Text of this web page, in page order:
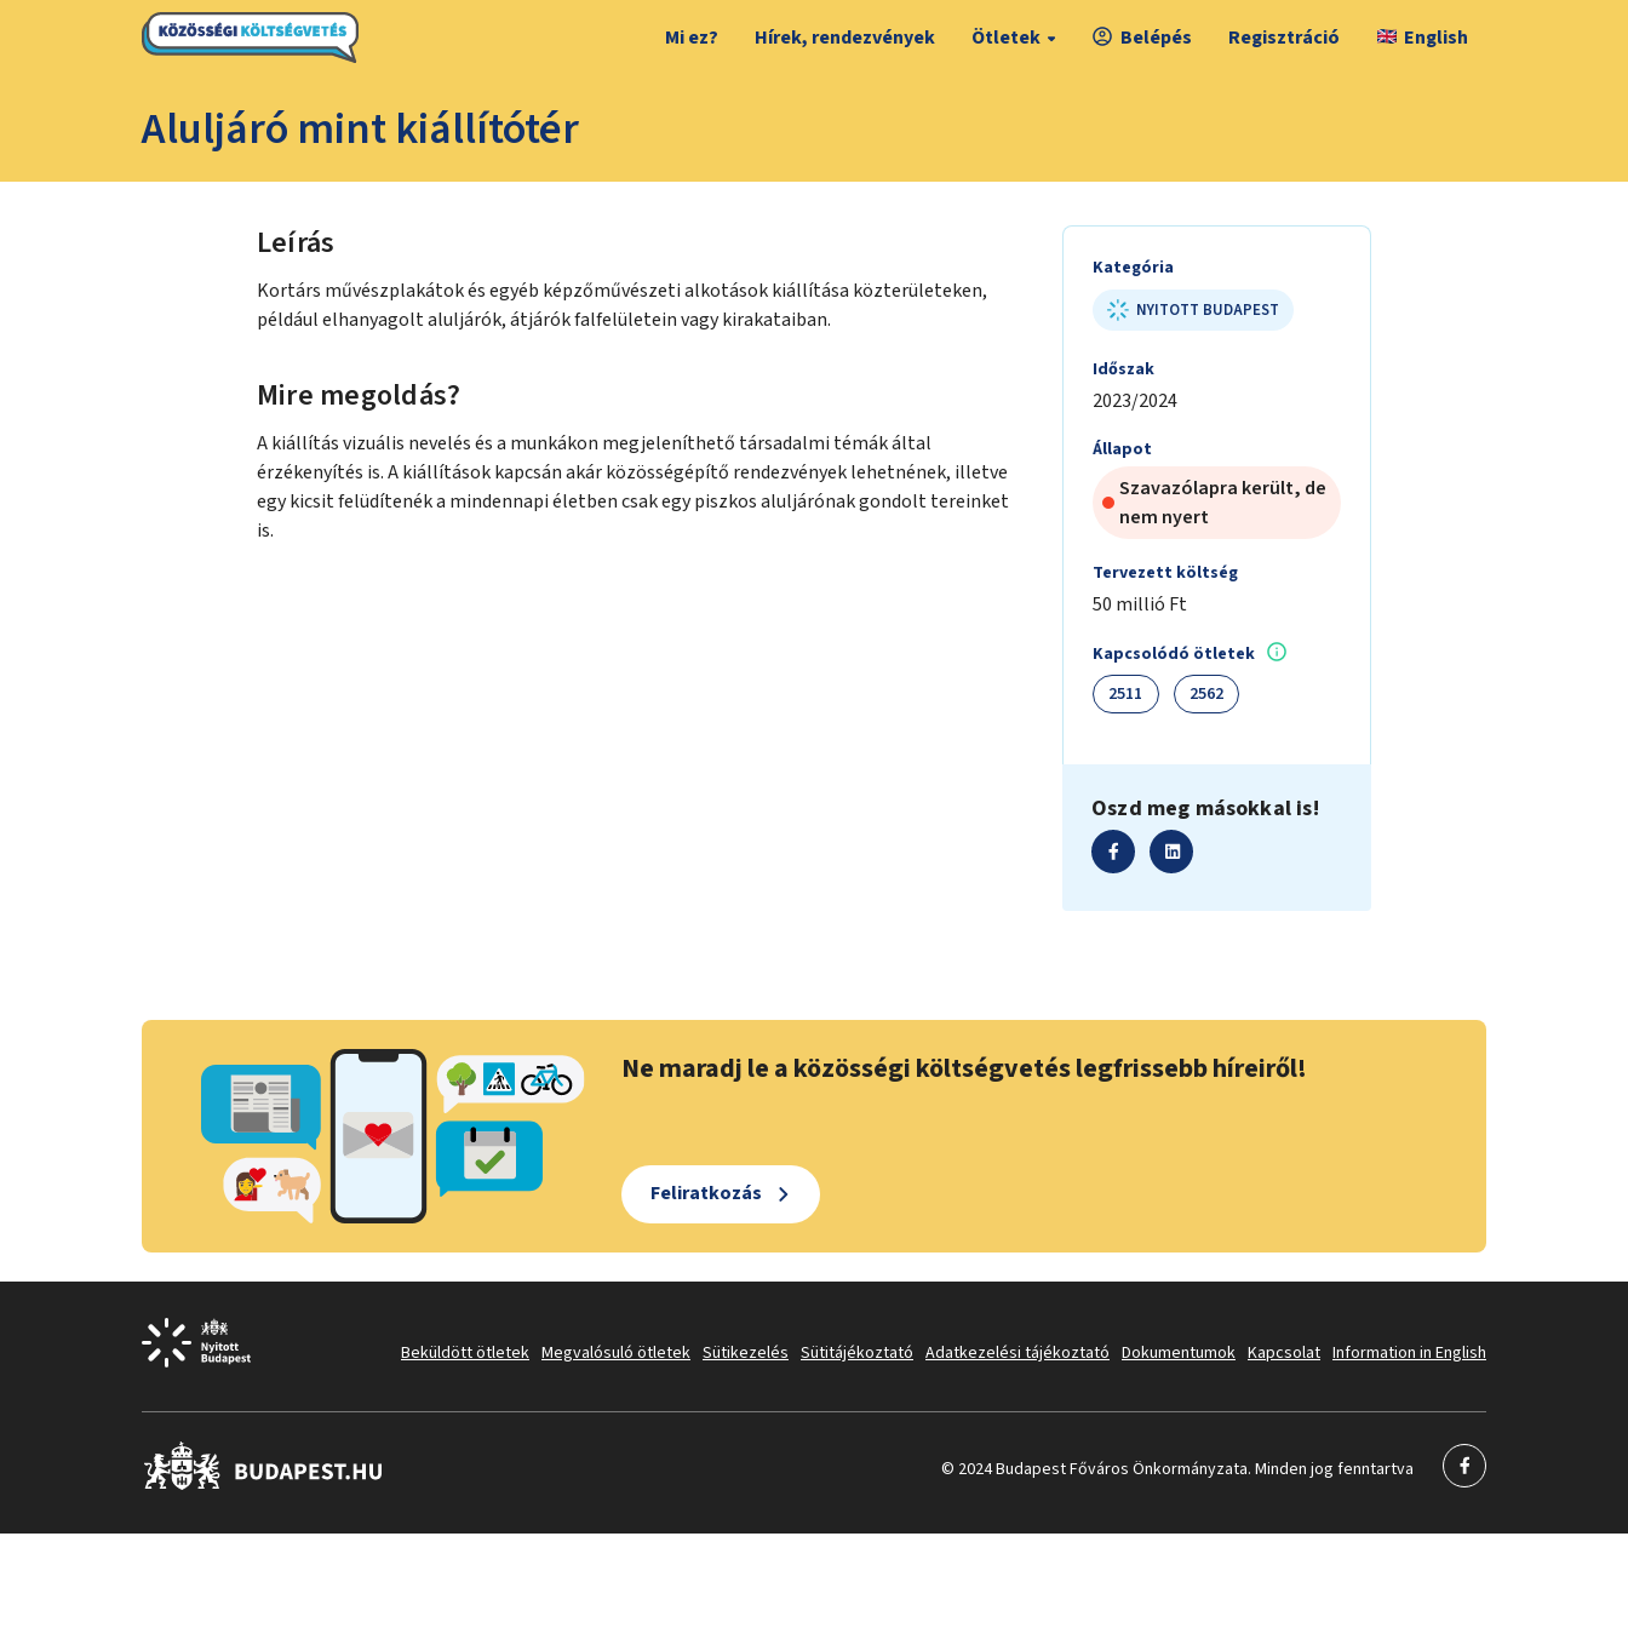
Mi ez? Hírek, rendezvények Ötletek Belépés Regisztráció English
Aluljáró mint kiállítótér
Leírás
Kortárs művészplakátok és egyéb képzőművészeti alkotások kiállítása közterületeken,
például elhanyagolt aluljárók, átjárók falfelületein vagy kirakataiban.
Mire megoldás?
A kiállítás vizuális nevelés és a munkákon megjeleníthető társadalmi témák által
érzékenyítés is. A kiállítások kapcsán akár közösségépítő rendezvények lehetnének, illetve
egy kicsit felüdítenék a mindennapi életben csak egy piszkos aluljárónak gondolt tereinket
is.
Kategória
NYITOTT BUDAPEST
Időszak
2023/2024
Állapot
Szavazólapra került, de
nem nyert
Tervezett költség
50 millió Ft
Kapcsolódó ötletek
2511
2562
Oszd meg másokkal is!
Ne maradj le a közösségi költségvetés legfrissebb híreiről!
Feliratkozás
Beküldött ötletek Megvalósuló ötletek Sütikezelés Sütitájékoztató Adatkezelési tájékoztató Dokumentumok Kapcsolat Information in English
© 2024 Budapest Főváros Önkormányzata. Minden jog fenntartva